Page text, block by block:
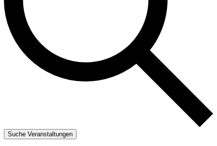
Suche Veranstaltungen